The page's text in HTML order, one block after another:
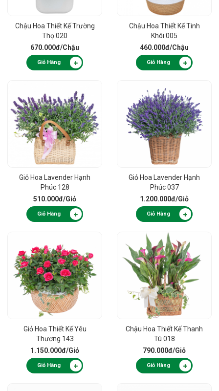
Chậu Hoa Thiết Kế Trường
Thọ 020
670.000đ/Chậu
Giỏ Hàng
Chậu Hoa Thiết Kế Tinh
Khôi 005
460.000đ/Chậu
Giỏ Hàng
Giỏ Hoa Lavender Hạnh
Phúc 128
510.000đ/Giỏ
Giỏ Hàng
Giỏ Hoa Lavender Hạnh
Phúc 037
1.200.000đ/Giỏ
Giỏ Hàng
Giỏ Hoa Thiết Kế Yêu
Thương 143
1.150.000đ/Giỏ
Giỏ Hàng
Chậu Hoa Thiết Kế Thanh
Tú 018
790.000đ/Giỏ
Giỏ Hàng